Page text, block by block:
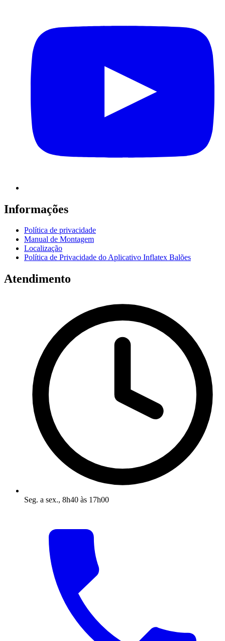
Informações
Política de privacidade
Manual de Montagem
Localização
Política de Privacidade do Aplicativo Inflatex Balões
Atendimento
Seg. a sex., 8h40 às 17h00